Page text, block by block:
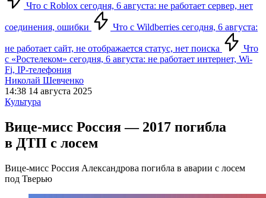
Что с Roblox сегодня, 6 августа: не работает сервер, нет
соединения, ошибки Что с Wildberries сегодня, 6 августа:
не работает сайт, не отображается статус, нет поиска
Что
с «Ростелеком» сегодня, 6 августа: не работает интернет, Wi-
Fi, IP-телефония
Николай Шевченко
14:38 14 августа 2025
Культура
Вице-мисс Россия — 2017 погибла
в ДТП с лосем
Вице-мисс Россия Александрова погибла в аварии с лосем
под Тверью